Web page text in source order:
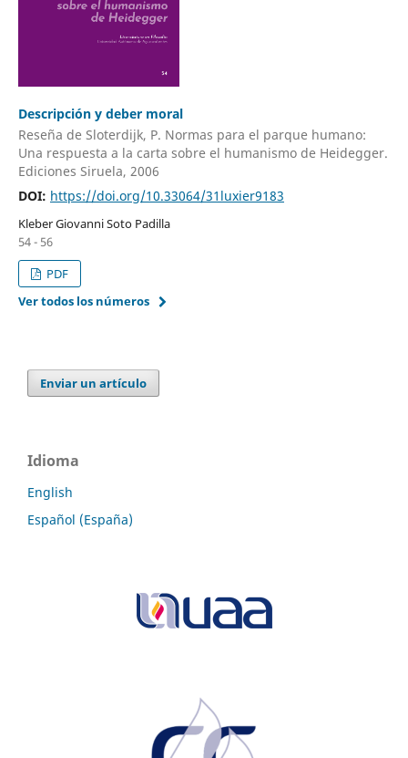
Descripción y deber moral
Reseña de Sloterdijk, P. Normas para el parque humano:
Una respuesta a la carta sobre el humanismo de Heidegger.
Ediciones Siruela, 2006
DOI: https://doi.org/10.33064/31luxier9183
Kleber Giovanni Soto Padilla
54 - 56
PDF
Ver todos los números
Enviar un artículo
Idioma
English
Español (España)